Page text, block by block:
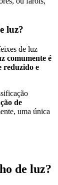
luz?
de luz
comumente é
reduzido e
de
uma única
de luz?